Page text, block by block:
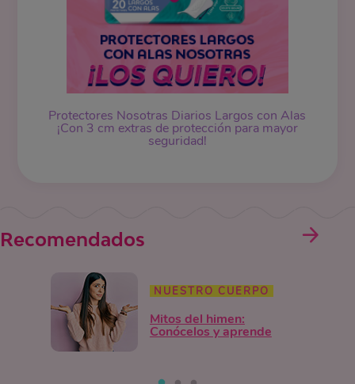
Protectores Nosotras Diarios Largos con Alas
¡Con 3 cm extras de protección para mayor
seguridad!
Recomendados
NUESTRO CUERPO
Mitos del himen:
Conócelos y aprende